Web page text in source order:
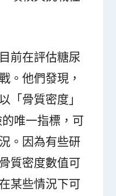
前在評估糖尿
。他們發現，
「骨質密度」
的唯一指標，可
。因為有些研
質密度數值可
某些情況下可